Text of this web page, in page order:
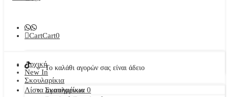
CartCart0
Το καλάθι αγορών σας είναι άδειο
Λίστα αγαπημένων 0
Αρχική
New In
Σκουλαρίκια
Σκουλαρίκια